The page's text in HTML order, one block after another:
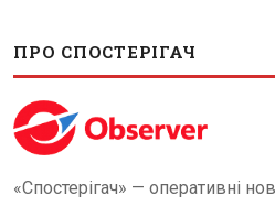
ПРО СПОСТЕРІГАЧ
«Спостерігач» — оперативні